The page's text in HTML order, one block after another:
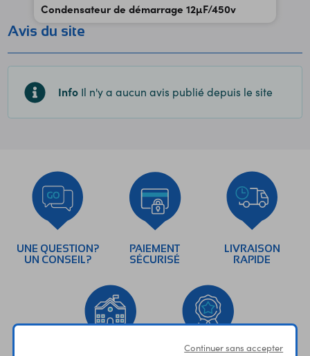
Condensateur de démarrage 12µF/450v
Avis du site
Info Il n'y a aucun avis publié depuis le site
UNE QUESTION?
UN CONSEIL?
PAIEMENT
SÉCURISÉ
LIVRAISON
RAPIDE
Continuer sans accepter